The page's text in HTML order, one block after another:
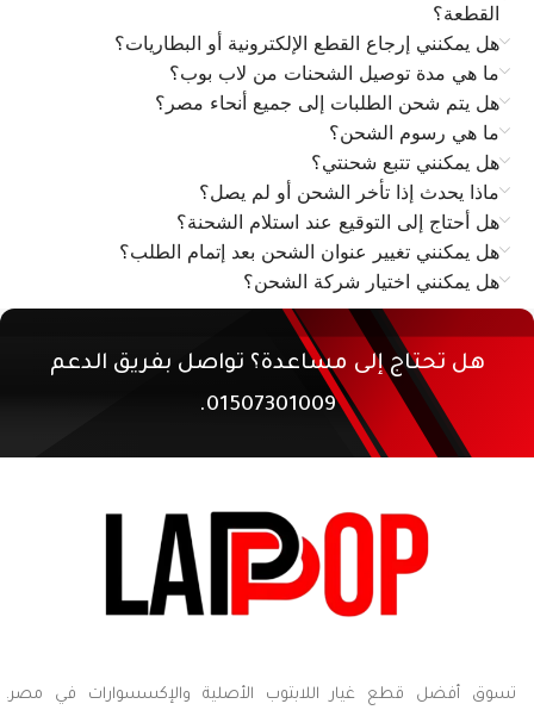
القطعة؟
هل يمكنني إرجاع القطع الإلكترونية أو البطاريات؟
ما هي مدة توصيل الشحنات من لاب بوب؟
هل يتم شحن الطلبات إلى جميع أنحاء مصر؟
ما هي رسوم الشحن؟
هل يمكنني تتبع شحنتي؟
ماذا يحدث إذا تأخر الشحن أو لم يصل؟
هل أحتاج إلى التوقيع عند استلام الشحنة؟
هل يمكنني تغيير عنوان الشحن بعد إتمام الطلب؟
هل يمكنني اختيار شركة الشحن؟
هل تحتاج إلى مساعدة؟ تواصل بفريق الدعم
01507301009.
تسوق أفضل قطع غيار اللابتوب الأصلية والإكسسوارات في مصر.